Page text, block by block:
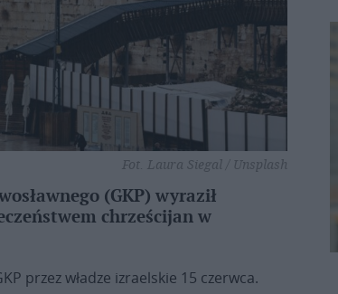
Fot. Laura Siegal / Unsplash
(GKP) wyraził
chrześcijan w
przez władze izraelskie 15 czerwca.